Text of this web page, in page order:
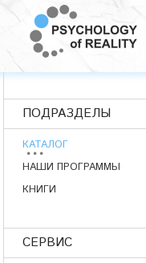
ПОДРАЗДЕЛЫ
КАТАЛОГ
НАШИ ПРОГРАММЫ
КНИГИ
СЕРВИС